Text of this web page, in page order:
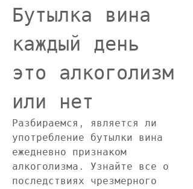
Бутылка вина
каждый день
это алкоголизм
или нет
Разбираемся, является ли
употребление бутылки вина
ежедневно признаком
алкоголизма. Узнайте все о
последствиях чрезмерного